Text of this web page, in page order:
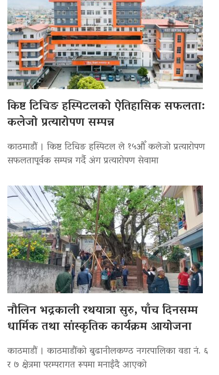
किष्ट टिचिङ हस्पिटलको ऐतिहासिक सफलता:
कलेजो प्रत्यारोपण सम्पन्न
काठमाडौं । किष्ट टिचिङ हस्पिटल ले १५औँ कलेजो प्रत्यारोपण
सफलतापूर्वक सम्पन्न गर्दै अंग प्रत्यारोपण सेवामा
नौलिन भद्रकाली रथयात्रा सुरु, पाँच दिनसम्म
धार्मिक तथा सांस्कृतिक कार्यक्रम आयोजना
काठमाडौं । काठमाडौंको बुढानीलकण्ठ नगरपालिका वडा नं. ६
र ७ क्षेत्रमा परम्परागत रूपमा मनाइँदै आएको